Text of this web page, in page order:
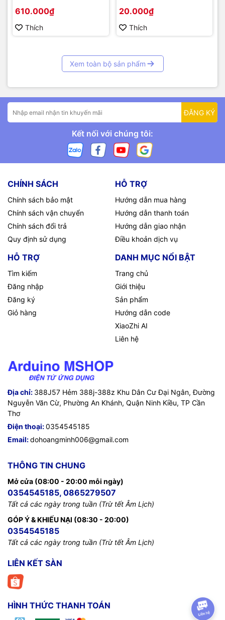
610.000₫
Thích
20.000₫
Thích
Xem toàn bộ sản phẩm
ĐĂNG KÝ
Kết nối với chúng tôi:
CHÍNH SÁCH
Chính sách bảo mật
Chính sách vận chuyển
Chính sách đổi trả
Quy định sử dụng
HỖ TRỢ
Hướng dẫn mua hàng
Hướng dẫn thanh toán
Hướng dẫn giao nhận
Điều khoản dịch vụ
HỖ TRỢ
Tìm kiếm
Đăng nhập
Đăng ký
Giỏ hàng
DANH MỤC NỔI BẬT
Trang chủ
Giới thiệu
Sản phẩm
Hướng dẫn code
XiaoZhi AI
Liên hệ
Địa chỉ: 388J57 Hẻm 388j-388z Khu Dân Cư Đại Ngân, Đường
Nguyễn Văn Cừ, Phường An Khánh, Quận Ninh Kiều, TP Cần
Thơ
Điện thoại:0354545185
Email:dohoangminh006@gmail.com
THÔNG TIN CHUNG
Mở cửa (08:00 - 20:00 mỗi ngày)
0354545185, 0865279507
Tất cả các ngày trong tuần (Trừ tết Âm Lịch)
GÓP Ý & KHIẾU NẠI (08:30 - 20:00)
0354545185
Tất cả các ngày trong tuần (Trừ tết Âm Lịch)
LIÊN KẾT SÀN
HÌNH THỨC THANH TOÁN